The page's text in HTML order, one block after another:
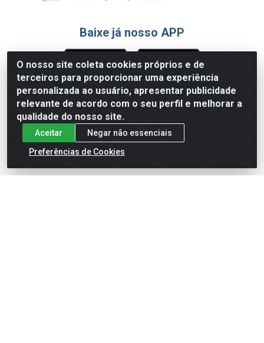
O nosso site coleta cookies próprios e de
terceiros para proporcionar uma experiência
personalizada ao usuário, apresentar publicidade
relevante de acordo com o seu perfil e melhorar a
qualidade do nosso site.
Aceitar
Negar não essenciais
Preferências de Cookies
Baixe já nosso APP
Formas de Pagamento